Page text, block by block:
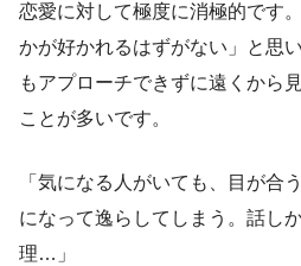
恋愛に対して極度に消極的です
かが好かれるはずがない」と思
もアプローチできずに遠くから
ことが多いです。
「気になる人がいても、目が合
になって逸らしてしまう。話し
理…」